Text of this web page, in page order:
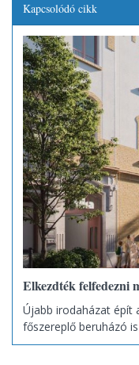
Kapcsolódó cikk
Elkezdték felfedezni
Újabb irodaházat épít
főszereplő beruházó